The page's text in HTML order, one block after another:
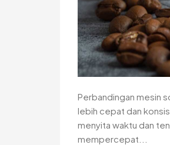
Perbandingan mesin
lebih cepat dan
menyita waktu dan
mempercepat...